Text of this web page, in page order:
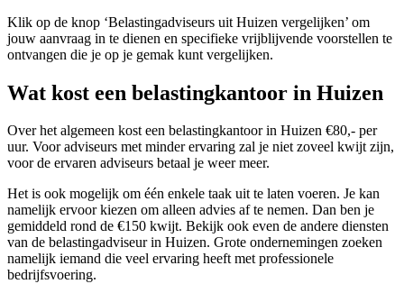
Klik op de knop ‘Belastingadviseurs uit Huizen vergelijken’ om
jouw aanvraag in te dienen en specifieke vrijblijvende voorstellen te
ontvangen die je op je gemak kunt vergelijken.
Wat kost een belastingkantoor in Huizen
Over het algemeen kost een belastingkantoor in Huizen €80,- per
uur. Voor adviseurs met minder ervaring zal je niet zoveel kwijt zijn,
voor de ervaren adviseurs betaal je weer meer.
Het is ook mogelijk om één enkele taak uit te laten voeren. Je kan
namelijk ervoor kiezen om alleen advies af te nemen. Dan ben je
gemiddeld rond de €150 kwijt. Bekijk ook even de andere diensten
van de belastingadviseur in Huizen. Grote ondernemingen zoeken
namelijk iemand die veel ervaring heeft met professionele
bedrijfsvoering.